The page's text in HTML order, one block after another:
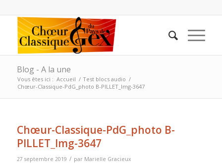
Blog - A la une
Vous êtes ici : Accueil / Test blocs audio /
Chœur-Classique-PdG_photo B-PILLET_Img-3647
Chœur-Classique-PdG_photo B-
PILLET_Img-3647
27 septembre 2019 / par Marielle Gracieux